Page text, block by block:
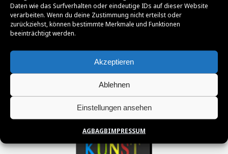
Daten wie das Surfverhalten oder eindeutige IDs auf dieser Website
verarbeiten. Wenn du deine Zustimmung nicht erteilst oder
zurückziehst, können bestimmte Merkmale und Funktionen
beeinträchtigt werden.
Akzeptieren
Ablehnen
Einstellungen ansehen
AGBAGBIMPRESSUM
SPONSOREN | FÖRDERER | PARTNER |
SUPPORTER